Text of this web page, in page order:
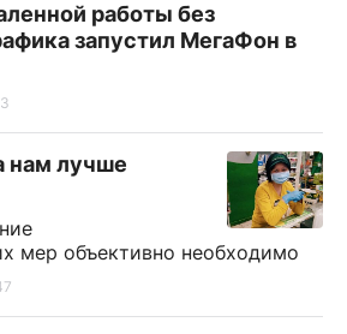
работы без
запустил МегаФон в
нам лучше
мер объективно необходимо